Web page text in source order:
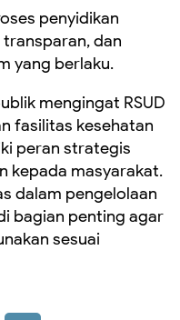
penyidikan
dan
yang berlaku.
mengingat RSUD
fasilitas kesehatan
peran strategis
kepada masyarakat.
dalam pengelolaan
bagian penting agar
sesuai